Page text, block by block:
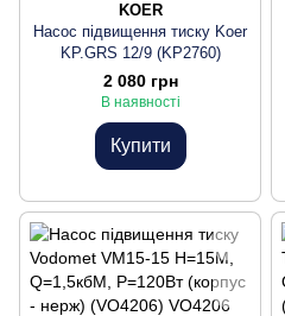
KOER
Насос підвищення тиску Koer
KP.GRS 12/9 (KP2760)
2 080 грн
В наявності
Купити